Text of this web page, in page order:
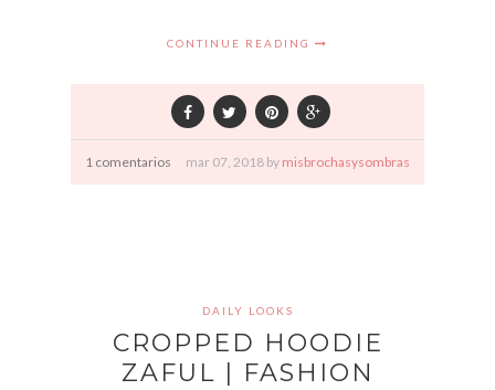
CONTINUE READING
1 comentarios mar 07, 2018 by misbrochasysombras
DAILY LOOKS
CROPPED HOODIE
ZAFUL | FASHION